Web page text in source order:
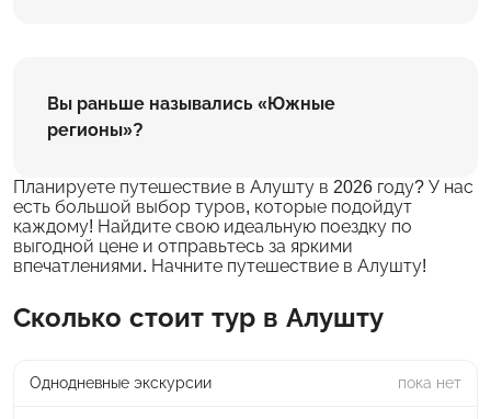
Вы раньше назывались «Южные
регионы»?
Планируете путешествие в Алушту в 2026 году? У нас
есть большой выбор туров, которые подойдут
каждому! Найдите свою идеальную поездку по
выгодной цене и отправьтесь за яркими
впечатлениями. Начните путешествие в Алушту!
Сколько стоит тур в Алушту
Однодневные экскурсии пока нет